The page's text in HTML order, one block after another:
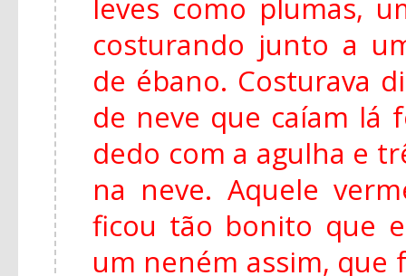
leves como plumas,
costurando junto a
de ébano. Costurava
de neve que caíam lá
dedo com a agulha e
na neve. Aquele
ficou tão bonito que
um neném assim, que